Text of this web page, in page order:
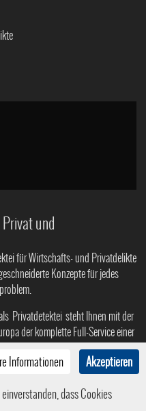
und
für Wirtschafts- und Privatdelikte
Konzepte für jedes
Privatdetektei steht Ihnen mit der
der komplette Full-Service einer
|HTML5 |CSS3| Ein Service der Internetagentur
Informationen Akzeptieren
dass Cookies